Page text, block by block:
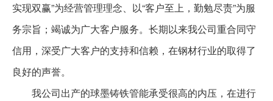
实现双赢”为经营管理理念、以“客户至上，勤勉尽责”为服
务宗旨；竭诚为广大客户服务。长期以来我公司重合同守
信用，深受广大客户的支持和信赖，在钢材行业的取得了
良好的声誉。
我公司出产的球墨铸铁管能承受很高的内压，在进行